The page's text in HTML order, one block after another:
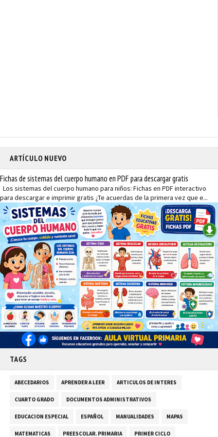
ARTÍCULO NUEVO
Fichas de sistemas del cuerpo humano en PDF para descargar gratis
Los sistemas del cuerpo humano para niños: Fichas en PDF interactivo
para descargar e imprimir gratis ¿Te acuerdas de la primera vez que e...
TAGS
ABECEDARIOS APRENDER A LEER ARTICULOS DE INTERES
CUARTO GRADO DOCUMENTOS ADMINISTRATIVOS
EDUCACION ESPECIAL ESPAÑOL MANUALIDADES MAPAS
MATEMATICAS PREESCOLAR. PRIMARIA PRIMER CICLO